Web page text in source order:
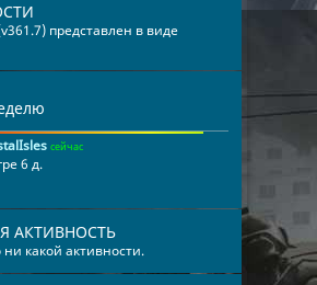
представлен в виде
сейчас
6 д.
АКТИВНОСТЬ
какой активности.